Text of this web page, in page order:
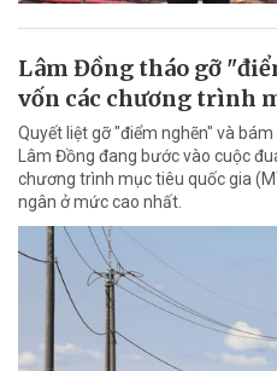
Lâm Đồng tháo gỡ
vốn các chương trình
Quyết liệt gỡ "điểm nghẽn" và
Lâm Đồng đang bước vào cuộc
chương trình mục tiêu quốc gia
ngân ở mức cao nhất.